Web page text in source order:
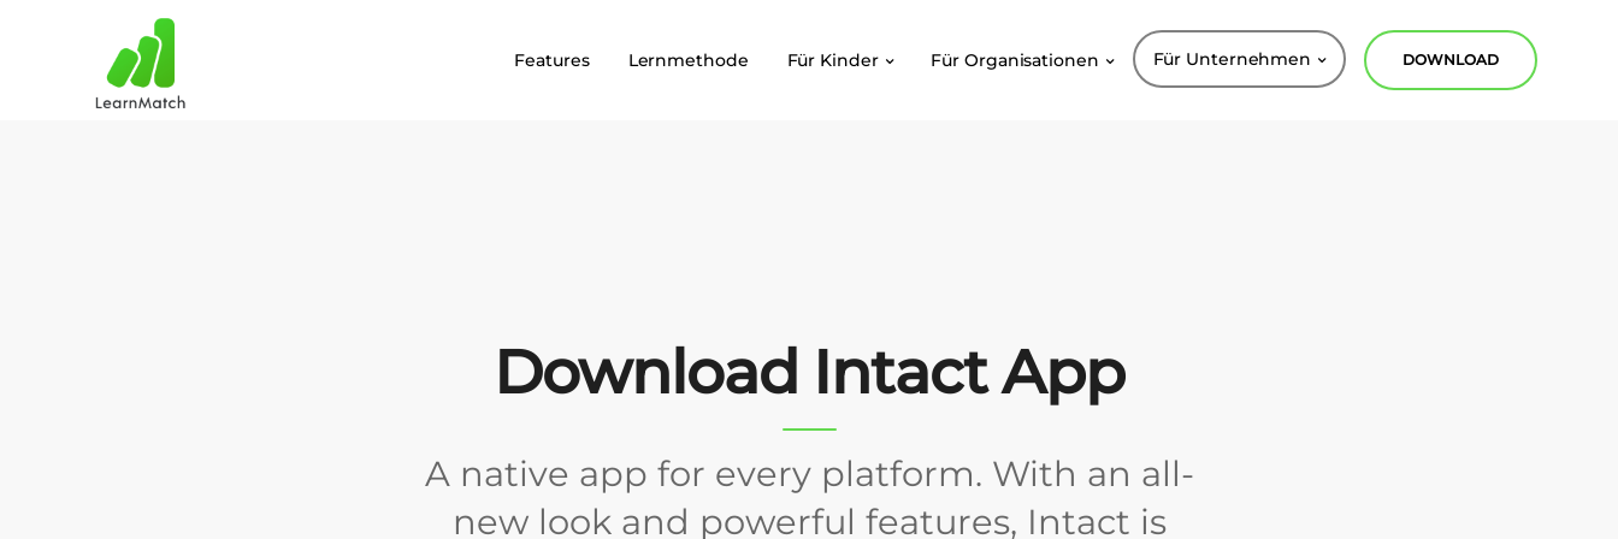
Features Lernmethode Für Kinder Für Organisationen Für Unternehmen DOWNLOAD
Download Intact App
A native app for every platform. With an all-
new look and powerful features, Intact is